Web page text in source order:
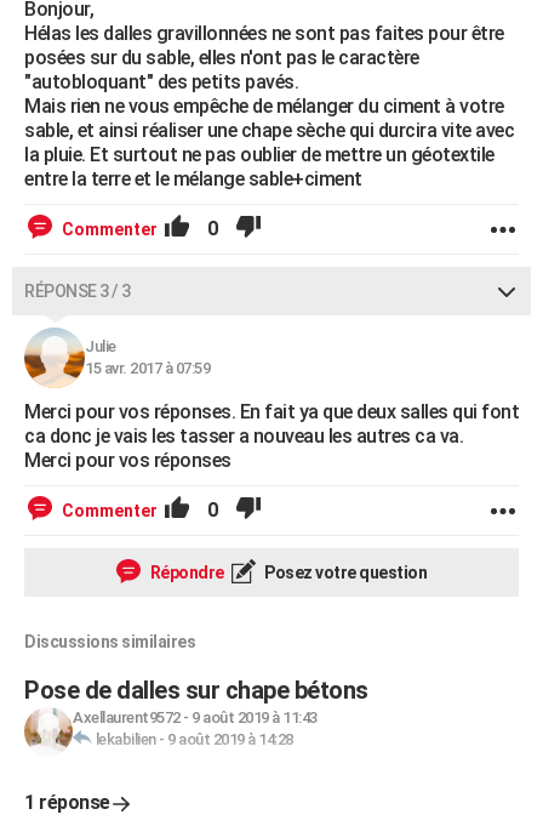
Bonjour,
Hélas les dalles gravillonnées ne sont pas faites pour être
posées sur du sable, elles n'ont pas le caractère
"autobloquant" des petits pavés.
Mais rien ne vous empêche de mélanger du ciment à votre
sable, et ainsi réaliser une chape sèche qui durcira vite avec
la pluie. Et surtout ne pas oublier de mettre un géotextile
entre la terre et le mélange sable+ciment
Commenter 0
RÉPONSE 3 / 3
Julie
15 avr. 2017 à 07:59
Merci pour vos réponses. En fait ya que deux salles qui font
ca donc je vais les tasser a nouveau les autres ca va.
Merci pour vos réponses
Commenter 0
Répondre Posez votre question
Discussions similaires
Pose de dalles sur chape bétons
Axellaurent9572- 9 août 2019 à 11:43
lekabilien- 9 août 2019 à 14:28
1 réponse